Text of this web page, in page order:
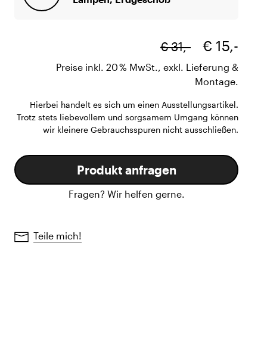
€ 31,- € 15,-
Preise inkl. 20 % MwSt., exkl. Lieferung &
Montage.
Hierbei handelt es sich um einen Ausstellungsartikel.
Trotz stets liebevollem und sorgsamem Umgang können
wir kleinere Gebrauchsspuren nicht ausschließen.
Produkt anfragen
Fragen? Wir helfen gerne.
Teile mich!